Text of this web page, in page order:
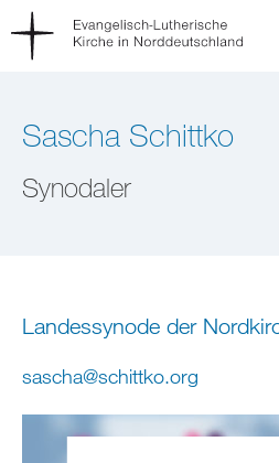
Sascha Schittko
Synodaler
Landessynode der
sascha@schittko.org